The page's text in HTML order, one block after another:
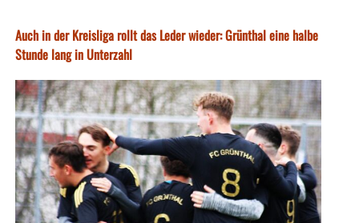
Auch in der Kreisliga rollt das Leder wieder: Grünthal eine halbe
Stunde lang in Unterzahl